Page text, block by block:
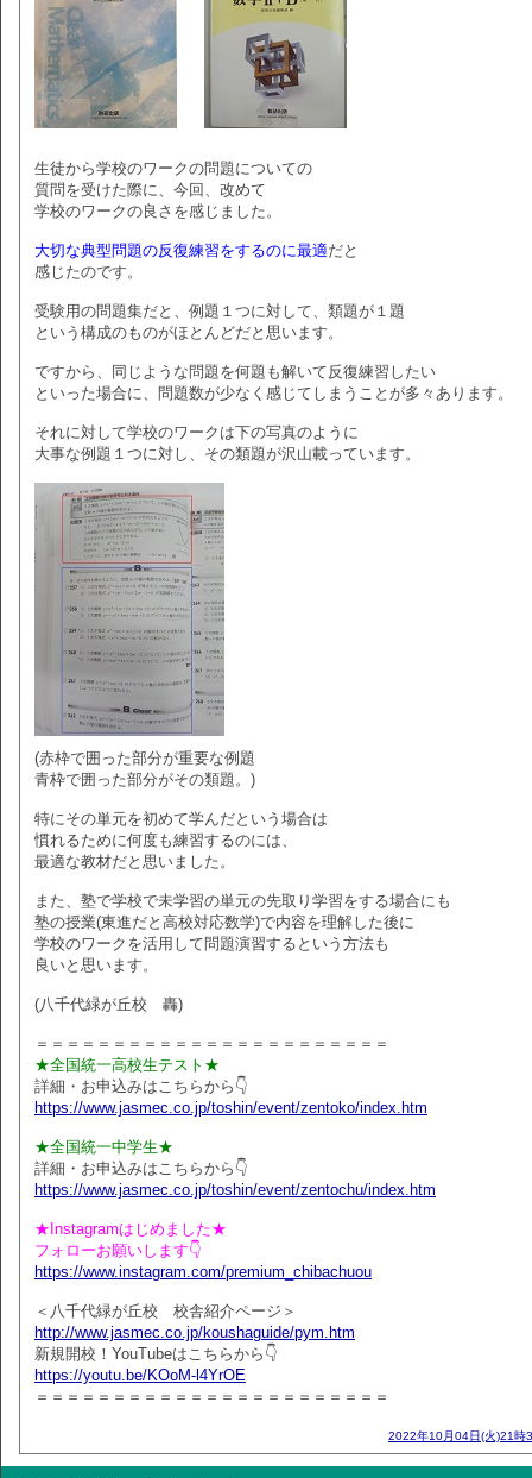
生徒から学校のワークの問題についての
質問を受けた際に、今回、改めて
学校のワークの良さを感じました。
大切な典型問題の反復練習をするのに最適だと
感じたのです。
受験用の問題集だと、例題１つに対して、類題が１題
という構成のものがほとんどだと思います。
ですから、同じような問題を何題も解いて反復練習したい
といった場合に、問題数が少なく感じてしまうことが多々あります。
それに対して学校のワークは下の写真のように
大事な例題１つに対し、その類題が沢山載っています。
(赤枠で囲った部分が重要な例題
青枠で囲った部分がその類題。)
特にその単元を初めて学んだという場合は
慣れるために何度も練習するのには、
最適な教材だと思いました。
また、塾で学校で未学習の単元の先取り学習をする場合にも
塾の授業(東進だと高校対応数学)で内容を理解した後に
学校のワークを活用して問題演習するという方法も
良いと思います。
(八千代緑が丘校 轟)
＝＝＝＝＝＝＝＝＝＝＝＝＝＝＝＝＝＝＝＝＝＝＝
★全国統一高校生テスト★
詳細・お申込みはこちらから👇
https://www.jasmec.co.jp/toshin/event/zentoko/index.htm
★全国統一中学生★
詳細・お申込みはこちらから👇
https://www.jasmec.co.jp/toshin/event/zentochu/index.htm
★Instagramはじめました★
フォローお願いします👇
https://www.instagram.com/premium_chibachuou
＜八千代緑が丘校 校舎紹介ページ＞
http://www.jasmec.co.jp/koushaguide/pym.htm
新規開校！YouTubeはこちらから👇
https://youtu.be/KOoM-l4YrOE
＝＝＝＝＝＝＝＝＝＝＝＝＝＝＝＝＝＝＝＝＝＝＝
2022年10月04日(火)21時